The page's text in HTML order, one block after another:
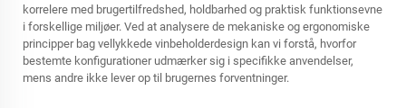
korrelere med brugertilfredshed, holdbarhed og praktisk funktionsevne
i forskellige miljøer. Ved at analysere de mekaniske og ergonomiske
principper bag vellykkede vinbeholderdesign kan vi forstå, hvorfor
bestemte konfigurationer udmærker sig i specifikke anvendelser,
mens andre ikke lever op til brugernes forventninger.